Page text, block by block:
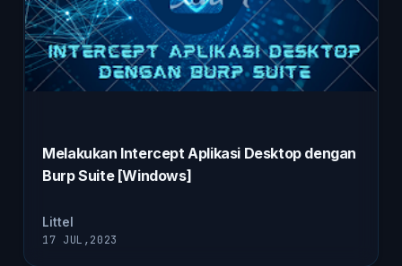
Melakukan Intercept Aplikasi Desktop dengan
Burp Suite [Windows]
Littel
17 JUL,2023